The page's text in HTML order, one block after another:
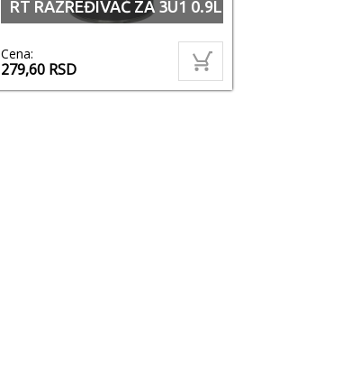
RT RAZREĐIVAČ ZA 3U1 0.9L
Cena:
279,60 RSD